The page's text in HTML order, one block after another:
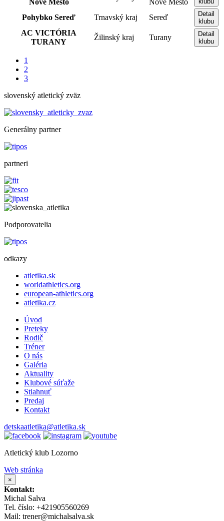
Pohybko Sereď Trnavský kraj Sereď
Detail
klubu
AC VICTÓRIA
TURANY
Žilinský kraj Turany
Detail
klubu
1
2
3
slovenský atletický zväz
Generálny partner
partneri
Podporovatelia
odkazy
atletika.sk
worldathletics.org
european-athletics.org
atletika.cz
Úvod
Preteky
Rodič
Tréner
O nás
Galéria
Aktuality
Klubové súťaže
Stiahnuť
Predaj
Kontakt
detskaatletika@atletika.sk
Atletický klub Lozorno
Web stránka
×
Kontakt:
Michal Salva
Tel. číslo: +421905560269
Mail: trener@michalsalva.sk